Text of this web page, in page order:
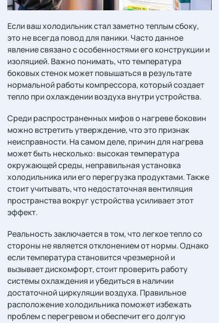
Если ваш холодильник стал заметно теплым сбоку,
это не всегда повод для паники. Часто данное
явление связано с особенностями его конструкции и
изоляцией. Важно понимать, что температура
боковых стенок может повышаться в результате
нормальной работы компрессора, который создает
тепло при охлаждении воздуха внутри устройства.
Среди распространенных мифов о нагреве боковин
можно встретить утверждение, что это признак
неисправности. На самом деле, причин для нагрева
может быть несколько: высокая температура
окружающей среды, неправильная установка
холодильника или его перегрузка продуктами. Также
стоит учитывать, что недостаточная вентиляция
пространства вокруг устройства усиливает этот
эффект.
Реальность заключается в том, что легкое тепло со
стороны не является отклонением от нормы. Однако
если температура становится чрезмерной и
вызывает дискомфорт, стоит проверить работу
системы охлаждения и убедиться в наличии
достаточной циркуляции воздуха. Правильное
расположение холодильника поможет избежать
проблем с перегревом и обеспечит его долгую